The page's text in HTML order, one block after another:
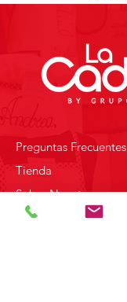
Preguntas Frecuentes
Tienda
Sobre Nosotros
Contacto